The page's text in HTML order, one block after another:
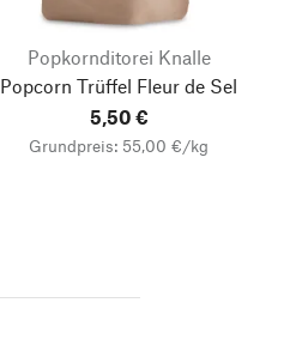
Popkornditorei Knalle
Popcorn Trüffel Fleur de Sel
5,50 €
Grundpreis: 55,00 €/kg